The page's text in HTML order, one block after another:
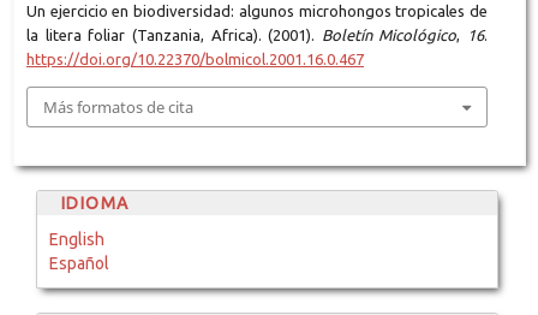
Un ejercicio en biodiversidad: algunos microhongos tropicales de
la litera foliar (Tanzania, Africa). (2001). Boletín Micológico 16.
https://doi.org/10.22370/bolmicol.2001.16.0.467
Más formatos de cita
IDIOMA
English
Español